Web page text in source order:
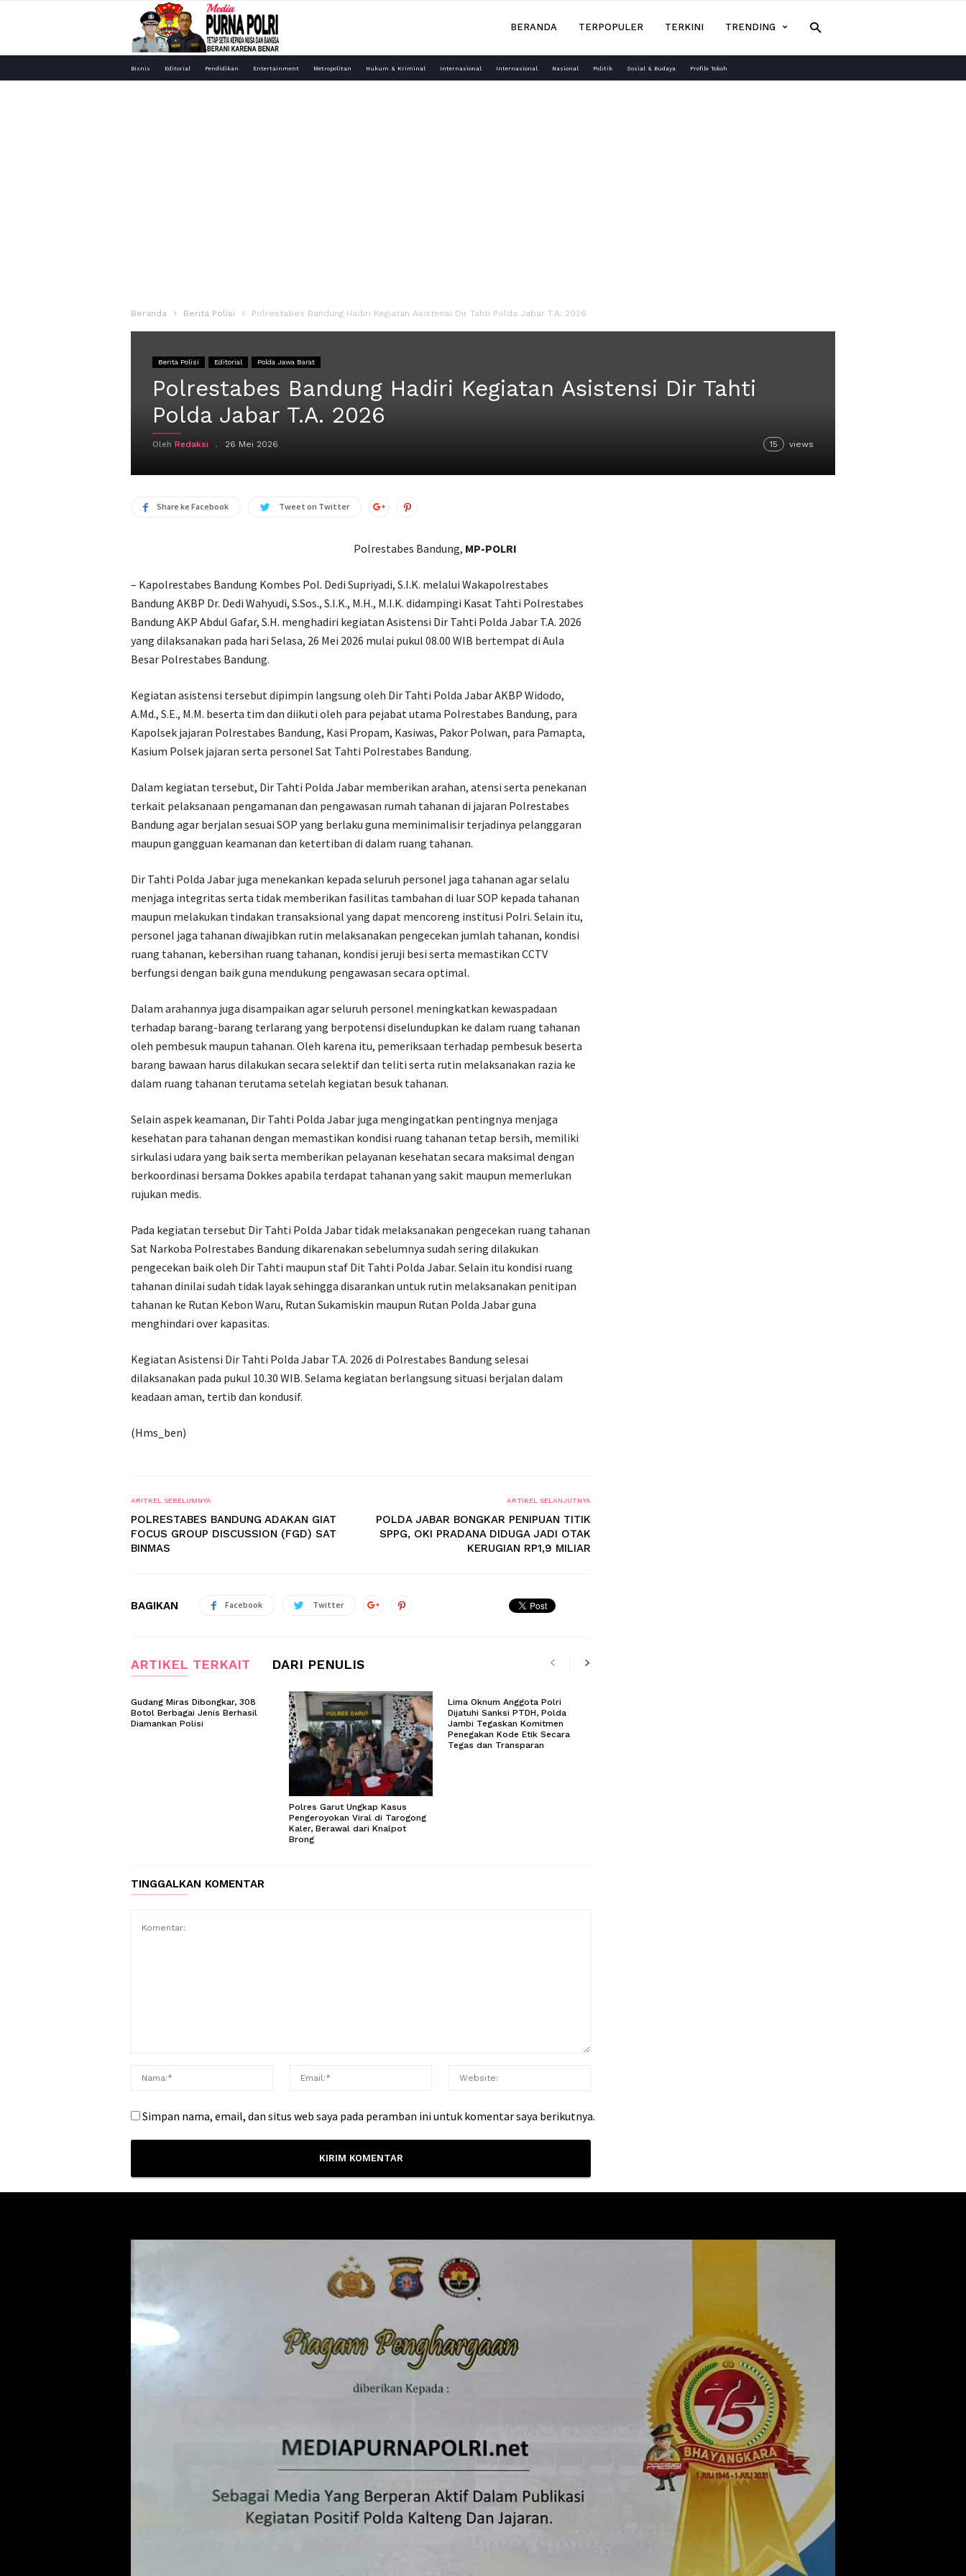
Purna
BERANDA TERPOPULER TERKINI TRENDING
Bisnis Editorial Pendidikan Entertainment Metropolitan Hukum & Kriminal Internasional Internasional Nasional Politik Sosial & Budaya Profile Tokoh
Beranda Berita Polisi Polrestabes Bandung Hadiri Kegiatan Asistensi Dir Tahti Polda Jabar T.A. 2026
Berita Polisi Editorial Polda Jawa Barat
Polrestabes Bandung Hadiri Kegiatan Asistensi Dir Tahti
Polda Jabar T.A. 2026
Oleh Redaksi 26 Mei 2026 15 views
Share ke Facebook Tweet on Twitter
Polrestabes Bandung, MP-POLRI
– Kapolrestabes Bandung Kombes Pol. Dedi Supriyadi, S.I.K. melalui Wakapolrestabes
Bandung AKBP Dr. Dedi Wahyudi, S.Sos., S.I.K., M.H., M.I.K. didampingi Kasat Tahti Polrestabes
Bandung AKP Abdul Gafar, S.H. menghadiri kegiatan Asistensi Dir Tahti Polda Jabar T.A. 2026
yang dilaksanakan pada hari Selasa, 26 Mei 2026 mulai pukul 08.00 WIB bertempat di Aula
Besar Polrestabes Bandung.
Kegiatan asistensi tersebut dipimpin langsung oleh Dir Tahti Polda Jabar AKBP Widodo,
A.Md., S.E., M.M. beserta tim dan diikuti oleh para pejabat utama Polrestabes Bandung, para
Kapolsek jajaran Polrestabes Bandung, Kasi Propam, Kasiwas, Pakor Polwan, para Pamapta,
Kasium Polsek jajaran serta personel Sat Tahti Polrestabes Bandung.
Dalam kegiatan tersebut, Dir Tahti Polda Jabar memberikan arahan, atensi serta penekanan
terkait pelaksanaan pengamanan dan pengawasan rumah tahanan di jajaran Polrestabes
Bandung agar berjalan sesuai SOP yang berlaku guna meminimalisir terjadinya pelanggaran
maupun gangguan keamanan dan ketertiban di dalam ruang tahanan.
Dir Tahti Polda Jabar juga menekankan kepada seluruh personel jaga tahanan agar selalu
menjaga integritas serta tidak memberikan fasilitas tambahan di luar SOP kepada tahanan
maupun melakukan tindakan transaksional yang dapat mencoreng institusi Polri. Selain itu,
personel jaga tahanan diwajibkan rutin melaksanakan pengecekan jumlah tahanan, kondisi
ruang tahanan, kebersihan ruang tahanan, kondisi jeruji besi serta memastikan CCTV
berfungsi dengan baik guna mendukung pengawasan secara optimal.
Dalam arahannya juga disampaikan agar seluruh personel meningkatkan kewaspadaan
terhadap barang-barang terlarang yang berpotensi diselundupkan ke dalam ruang tahanan
oleh pembesuk maupun tahanan. Oleh karena itu, pemeriksaan terhadap pembesuk beserta
barang bawaan harus dilakukan secara selektif dan teliti serta rutin melaksanakan razia ke
dalam ruang tahanan terutama setelah kegiatan besuk tahanan.
Selain aspek keamanan, Dir Tahti Polda Jabar juga mengingatkan pentingnya menjaga
kesehatan para tahanan dengan memastikan kondisi ruang tahanan tetap bersih, memiliki
sirkulasi udara yang baik serta memberikan pelayanan kesehatan secara maksimal dengan
berkoordinasi bersama Dokkes apabila terdapat tahanan yang sakit maupun memerlukan
rujukan medis.
Pada kegiatan tersebut Dir Tahti Polda Jabar tidak melaksanakan pengecekan ruang tahanan
Sat Narkoba Polrestabes Bandung dikarenakan sebelumnya sudah sering dilakukan
pengecekan baik oleh Dir Tahti maupun staf Dit Tahti Polda Jabar. Selain itu kondisi ruang
tahanan dinilai sudah tidak layak sehingga disarankan untuk rutin melaksanakan penitipan
tahanan ke Rutan Kebon Waru, Rutan Sukamiskin maupun Rutan Polda Jabar guna
menghindari over kapasitas.
Kegiatan Asistensi Dir Tahti Polda Jabar T.A. 2026 di Polrestabes Bandung selesai
dilaksanakan pada pukul 10.30 WIB. Selama kegiatan berlangsung situasi berjalan dalam
keadaan aman, tertib dan kondusif.
(Hms_ben)
ARITKEL SEBELUMNYA
POLRESTABES BANDUNG ADAKAN GIAT
FOCUS GROUP DISCUSSION (FGD) SAT
BINMAS
ARTIKEL SELANJUTNYA
POLDA JABAR BONGKAR PENIPUAN TITIK
SPPG, OKI PRADANA DIDUGA JADI OTAK
KERUGIAN RP1,9 MILIAR
BAGIKAN Facebook Twitter
ARTIKEL TERKAIT DARI PENULIS
Gudang Miras Dibongkar, 308
Botol Berbagai Jenis Berhasil
Diamankan Polisi
Polres Garut Ungkap Kasus
Pengeroyokan Viral di Tarogong
Kaler, Berawal dari Knalpot
Brong
Lima Oknum Anggota Polri
Dijatuhi Sanksi PTDH, Polda
Jambi Tegaskan Komitmen
Penegakan Kode Etik Secara
Tegas dan Transparan
TINGGALKAN KOMENTAR
Simpan nama, email, dan situs web saya pada peramban ini untuk komentar saya berikutnya.